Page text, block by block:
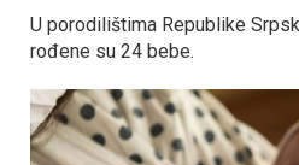
U porodilištima Republike
rođene su 24 bebe.